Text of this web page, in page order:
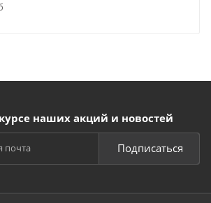
наших акций и новостей
Подписаться